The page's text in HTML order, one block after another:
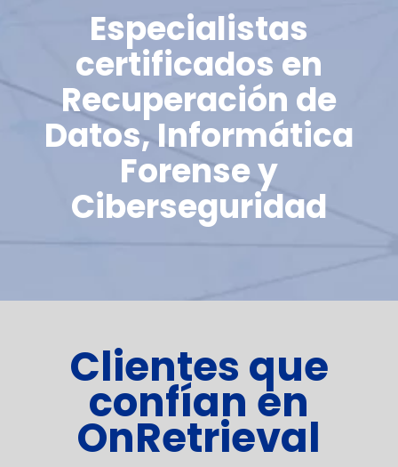
Especialistas
certificados en
Recuperación de
Datos, Informática
Forense y
Ciberseguridad
Clientes que
confían en
OnRetrieval